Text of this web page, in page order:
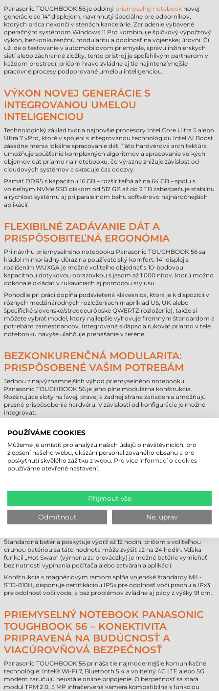
Panasonic TOUGHBOOK 56 je odolný priemyselný notebook novej
generácie so 14" displejom, navrhnutý špeciálne pre odborníkov,
ktorých práca nekončí v stenách kancelárie. Zariadenie vybavené
operačným systémom Windows 11 Pro kombinuje špičkový výpočtový
výkon, bezkonkurenčnú modularitu a odolnosť na vojenskej úrovni. Či
už ide o testovanie v automobilovom priemysle, správu inžinierskych
sietí alebo záchranné zložky, tento prístroj je spoľahlivým partnerom v
každom prostredí, pričom hravo zvládne aj tie najintenzívnejšie
pracovné procesy podporované umelou inteligenciou.
VÝKON NOVEJ GENERÁCIE S
INTEGROVANOU UMELOU
INTELIGENCIOU
Technologický základ tvoria najnovšie procesory Intel Core Ultra 5 alebo
Ultra 7 vPro, ktoré v spojení s integrovanou technológiou Intel AI Boost
zásadne menia lokálne spracovanie dát. Táto hardvérová architektúra
umožňuje spúšťanie komplexných algoritmov a spracovanie veľkých
objemov dát priamo na notebooku, čo výrazne znižuje závislosť od
cloudových systémov a skracuje čas odozvy.
Pamäť DDR5 s kapacitou 16 GB – rozšíriteľná až na 64 GB – spolu s
voliteľným NVMe SSD diskom od 512 GB až do 2 TB zabezpečuje stabilitu
a rýchlosť systému aj pri paralelnom behu softvérovo najnáročnejších
aplikácií.
FLEXIBILNÉ ZADÁVANIE DÁT A
PRISPÔSOBITEĽNÁ ERGONÓMIA
Pri návrhu priemyselného notebooku Panasonic TOUGHBOOK 56 sa
kládol mimoriadny dôraz na používateľský komfort. 14" displej s
rozlíšením WUXGA je možné voliteľne objednať s 10-bodovou
kapacitnou dotykovou obrazovkou s jasom až 1 000 nitov, ktorú možno
dokonale ovládať v rukaviciach aj pomocou stylusu.
Pohodlie pri práci dopĺňa podsvietená klávesnica, ktorá je k dispozícii v
rôznych medzinárodných rozloženiach (napríklad US, UK alebo
špecifické slovenské/stredoeurópske QWERTZ rozloženie), takže si
môžete vybrať model, ktorý najlepšie vyhovuje firemným štandardom a
potrebám zamestnancov. Integrovaná sklápacia rukoväť priamo v tele
notebooku navyše uľahčuje prenášanie v teréne.
BEZKONKURENČNÁ MODULARITA:
PRISPÔSOBENÉ VAŠIM POTREBÁM
Jednou z najvýznamnejších výhod priemyselného notebooku
Panasonic TOUGHBOOK 56 je jeho plne modulárna konštrukcia.
Rozširujúce sloty na ľavej, pravej a zadnej strane zariadenia umožňujú
presné prispôsobenie hardvéru. V závislosti od konfigurácie je možné
integrovať:
alebo DVD mechanika.
čítačka čipových kariet (Smart Card).
Zadná strana: Voliteľné rozhrania ako VGA, sériový port (True
Serial), dodatočné konektory USB-A alebo USB-C, prípadne
natívne LAN porty. Táto flexibilita eliminuje potrebu externých
NEPRETRŽITÁ PREVÁDZKA A EXTRÉMNA
ODOLNOSŤ
Štandardná batéria poskytuje výdrž až 12 hodín, pričom s voliteľnou
druhou batériou sa táto hodnota môže zvýšiť až na 24 hodín. Vďaka
funkcii „Hot Swap“ (výmena za prevádzky) je možné batérie vymieňať
bez nutnosti vypínania počítača alebo zatvárania aplikácií.
Konštrukcia s magnéziovým rámom spĺňa vojenské štandardy MIL-
STD-810H, disponuje certifikáciou IP5x pre odolnosť voči prachu a IPx3
pre odolnosť voči vode, a bez problémov zvládne aj pády z výšky 91 cm.
PRIEMYSELNÝ NOTEBOOK PANASONIC
TOUGHBOOK 56 – KONEKTIVITA
PRIPRAVENÁ NA BUDÚCNOSŤ A
VIACÚROVŇOVÁ BEZPEČNOSŤ
Panasonic TOUGHBOOK 56 prináša tie najmodernejšie komunikačné
technológie: Intel® Wi-Fi 7, Bluetooth 5.4 a voliteľný 4G LTE alebo 5G
modem zaručujú neustále online pripojenie. O bezpečnosť sa stará
modul TPM 2.0, 5 MP infračervená kamera kompatibilná s funkciou
POUŽÍVÁME COOKIES
Můžeme je umístit pro analýzu našich údajů o návštěvnících, pro
zlepšení našeho webu, ukázání personalizovaného obsahu a pro
poskytnutí skvělého zážitku z webu. Pro více informací o cookies
používáme otevřené nastavení.
Přijmout vše
Odmítnout Ne, uprav